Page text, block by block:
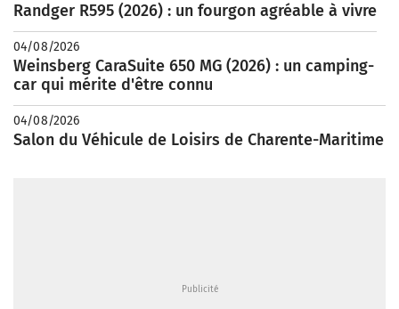
Randger R595 (2026) : un fourgon agréable à vivre
04/08/2026
Weinsberg CaraSuite 650 MG (2026) : un camping-
car qui mérite d'être connu
04/08/2026
Salon du Véhicule de Loisirs de Charente-Maritime